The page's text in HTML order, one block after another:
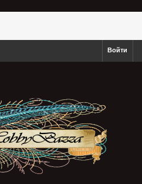
Войти